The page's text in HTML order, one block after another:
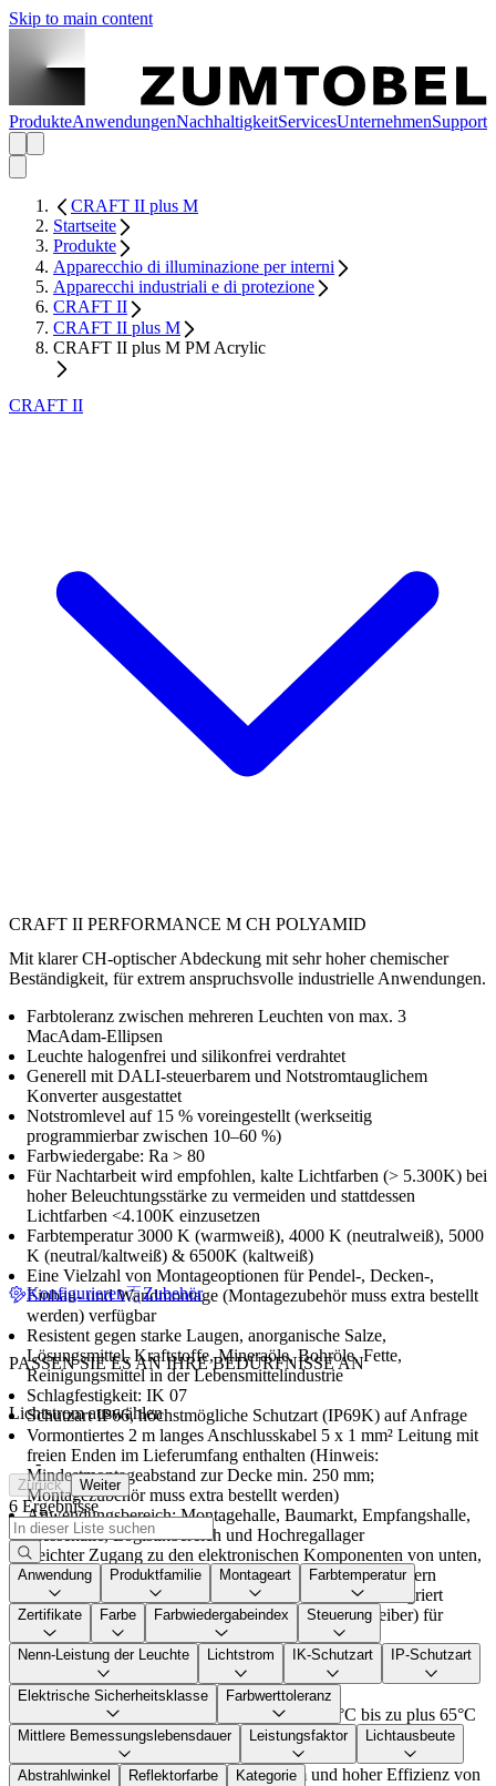
Skip to main content
ProdukteAnwendungenNachhaltigkeitServicesUnternehmenSupport
CRAFT II plus M
Startseite
Produkte
Apparecchio di illuminazione per interni
Apparecchi industriali e di protezione
CRAFT II
CRAFT II plus M
CRAFT II plus M PM Acrylic
CRAFT II
CRAFT II PERFORMANCE M CH POLYAMID
Mit klarer CH-optischer Abdeckung mit sehr hoher chemischer
Beständigkeit, für extrem anspruchsvolle industrielle Anwendungen.
Farbtoleranz zwischen mehreren Leuchten von max. 3
MacAdam-Ellipsen
Leuchte halogenfrei und silikonfrei verdrahtet
Generell mit DALI-steuerbarem und Notstromtauglichem
Konverter ausgestattet
Notstromlevel auf 15 % voreingestellt (werkseitig
programmierbar zwischen 10–60 %)
Farbwiedergabe: Ra > 80
Für Nachtarbeit wird empfohlen, kalte Lichtfarben (> 5.300K) bei
hoher Beleuchtungsstärke zu vermeiden und stattdessen
Lichtfarben <4.100K einzusetzen
Farbtemperatur 3000 K (warmweiß), 4000 K (neutralweiß), 5000
K (neutral/kaltweiß) & 6500K (kaltweiß)
Eine Vielzahl von Montageoptionen für Pendel-, Decken-,
Einbau- und Wandmontage (Montagezubehör muss extra bestellt
werden) verfügbar
Resistent gegen starke Laugen, anorganische Salze,
Lösungsmittel, Kraftstoffe, Mineraöle, Bohröle, Fette,
Reinigungsmittel in der Lebensmittelindustrie
Schlagfestigkeit: IK 07
Schutzart IP66, höchstmögliche Schutzart (IP69K) auf Anfrage
Vormontiertes 2 m langes Anschlusskabel 5 x 1 mm² Leitung mit
freien Enden im Lieferumfang enthalten (Hinweis:
Mindestmontageabstand zur Decke min. 250 mm;
Montagezubehör muss extra bestellt werden)
Anwendungsbereich: Montagehalle, Baumarkt, Empfangshalle,
Messehalle, Logistikbereich und Hochregallager
Leichter Zugang zu den elektronischen Komponenten von unten,
durch Abdeckung aus Polyamid mit verstärkten Glasfasern
Alle optionalen elektronischen Komponenten sind integriert
(Sensoren, Bluetooth-Technologie, 3h-Notlicht, Treiber) für
vollständigen Schutz
Lichtverteilungen: breitstrahlend (WideBeam WB), extra
breitstrahlend (VeryWideBeam VWB), tiefstrahlend
(NarrowBeam NB)
Betriebs-Umgebungstemperatur:von min. 25°C bis zu plus 65°C
Temperaturbeständigkeit in der Standardausführung (abhängig
von Diffusormaterial und Leuchtenlichtstrom)
LED-Hallenleuchte mit bis zu 21000 lm und hoher Effizienz von
Konfigurieren Zubehör
PASSEN SIE ES AN IHRE BEDÜRFNISSE AN
Lichtstrom auswählen
-
Zurück Weiter
6 Ergebnisse
Anwendung Produktfamilie Montageart Farbtemperatur
Zertifikate Farbe Farbwiedergabeindex Steuerung
Nenn-Leistung der Leuchte Lichtstrom IK-Schutzart IP-Schutzart
Elektrische Sicherheitsklasse Farbwerttoleranz
Mittlere Bemessungslebensdauer Leistungsfaktor Lichtausbeute
Abstrahlwinkel Reflektorfarbe Kategorie